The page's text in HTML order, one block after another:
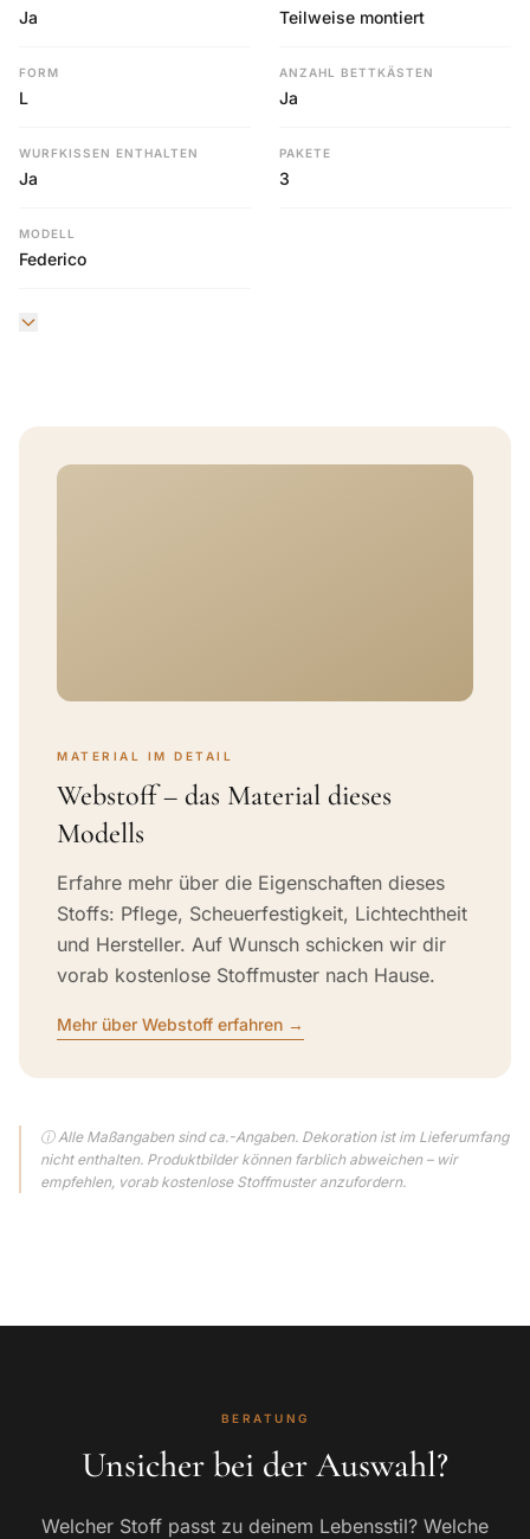
Ja Teilweise montiert
FORM
L
ANZAHL BETTKÄSTEN
Ja
WURFKISSEN ENTHALTEN
Ja
PAKETE
3
MODELL
Federico
MATERIAL IM DETAIL
Webstoff – das Material dieses
Modells
Erfahre mehr über die Eigenschaften dieses
Stoffs: Pflege, Scheuerfestigkeit, Lichtechtheit
und Hersteller. Auf Wunsch schicken wir dir
vorab kostenlose Stoffmuster nach Hause.
Mehr über Webstoff erfahren →
ⓘ Alle Maßangaben sind ca.-Angaben. Dekoration ist im Lieferumfang
nicht enthalten. Produktbilder können farblich abweichen – wir
empfehlen, vorab kostenlose Stoffmuster anzufordern.
BERATUNG
Unsicher bei der Auswahl?
Welcher Stoff passt zu deinem Lebensstil? Welche